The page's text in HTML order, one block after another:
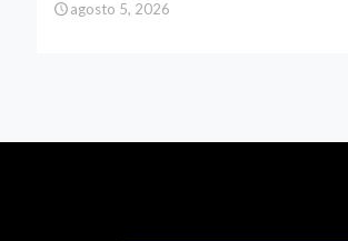
agosto 5, 2026